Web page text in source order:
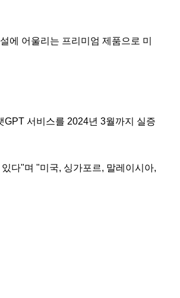
에 어울리는 프리미엄 제품으로 미
서비스를 2024년 3월까지 실증
다"며 "미국, 싱가포르, 말레이시아,